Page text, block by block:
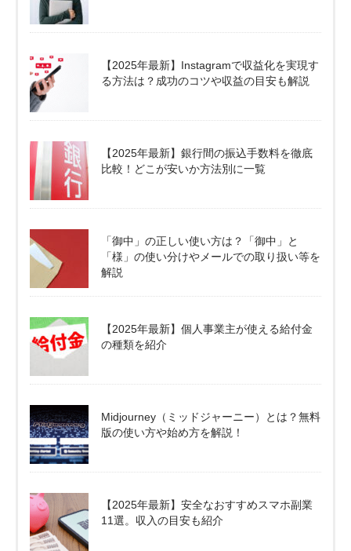
【2025年最新】Instagramで収益化を実現す
る方法は？成功のコツや収益の目安も解説
【2025年最新】銀行間の振込手数料を徹底
比較！どこが安いか方法別に一覧
「御中」の正しい使い方は？「御中」と
「様」の使い分けやメールでの取り扱い等を
解説
【2025年最新】個人事業主が使える給付金
の種類を紹介
Midjourney（ミッドジャーニー）とは？無料
版の使い方や始め方を解説！
【2025年最新】安全なおすすめスマホ副業
11選。収入の目安も紹介